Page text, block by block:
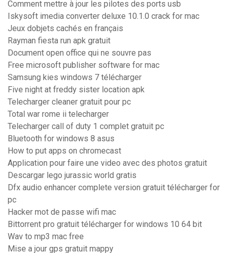
Comment mettre à jour les pilotes des ports usb
Iskysoft imedia converter deluxe 10.1.0 crack for mac
Jeux dobjets cachés en français
Rayman fiesta run apk gratuit
Document open office qui ne souvre pas
Free microsoft publisher software for mac
Samsung kies windows 7 télécharger
Five night at freddy sister location apk
Telecharger cleaner gratuit pour pc
Total war rome ii telecharger
Telecharger call of duty 1 complet gratuit pc
Bluetooth for windows 8 asus
How to put apps on chromecast
Application pour faire une video avec des photos gratuit
Descargar lego jurassic world gratis
Dfx audio enhancer complete version gratuit télécharger for
pc
Hacker mot de passe wifi mac
Bittorrent pro gratuit télécharger for windows 10 64 bit
Wav to mp3 mac free
Mise a jour gps gratuit mappy